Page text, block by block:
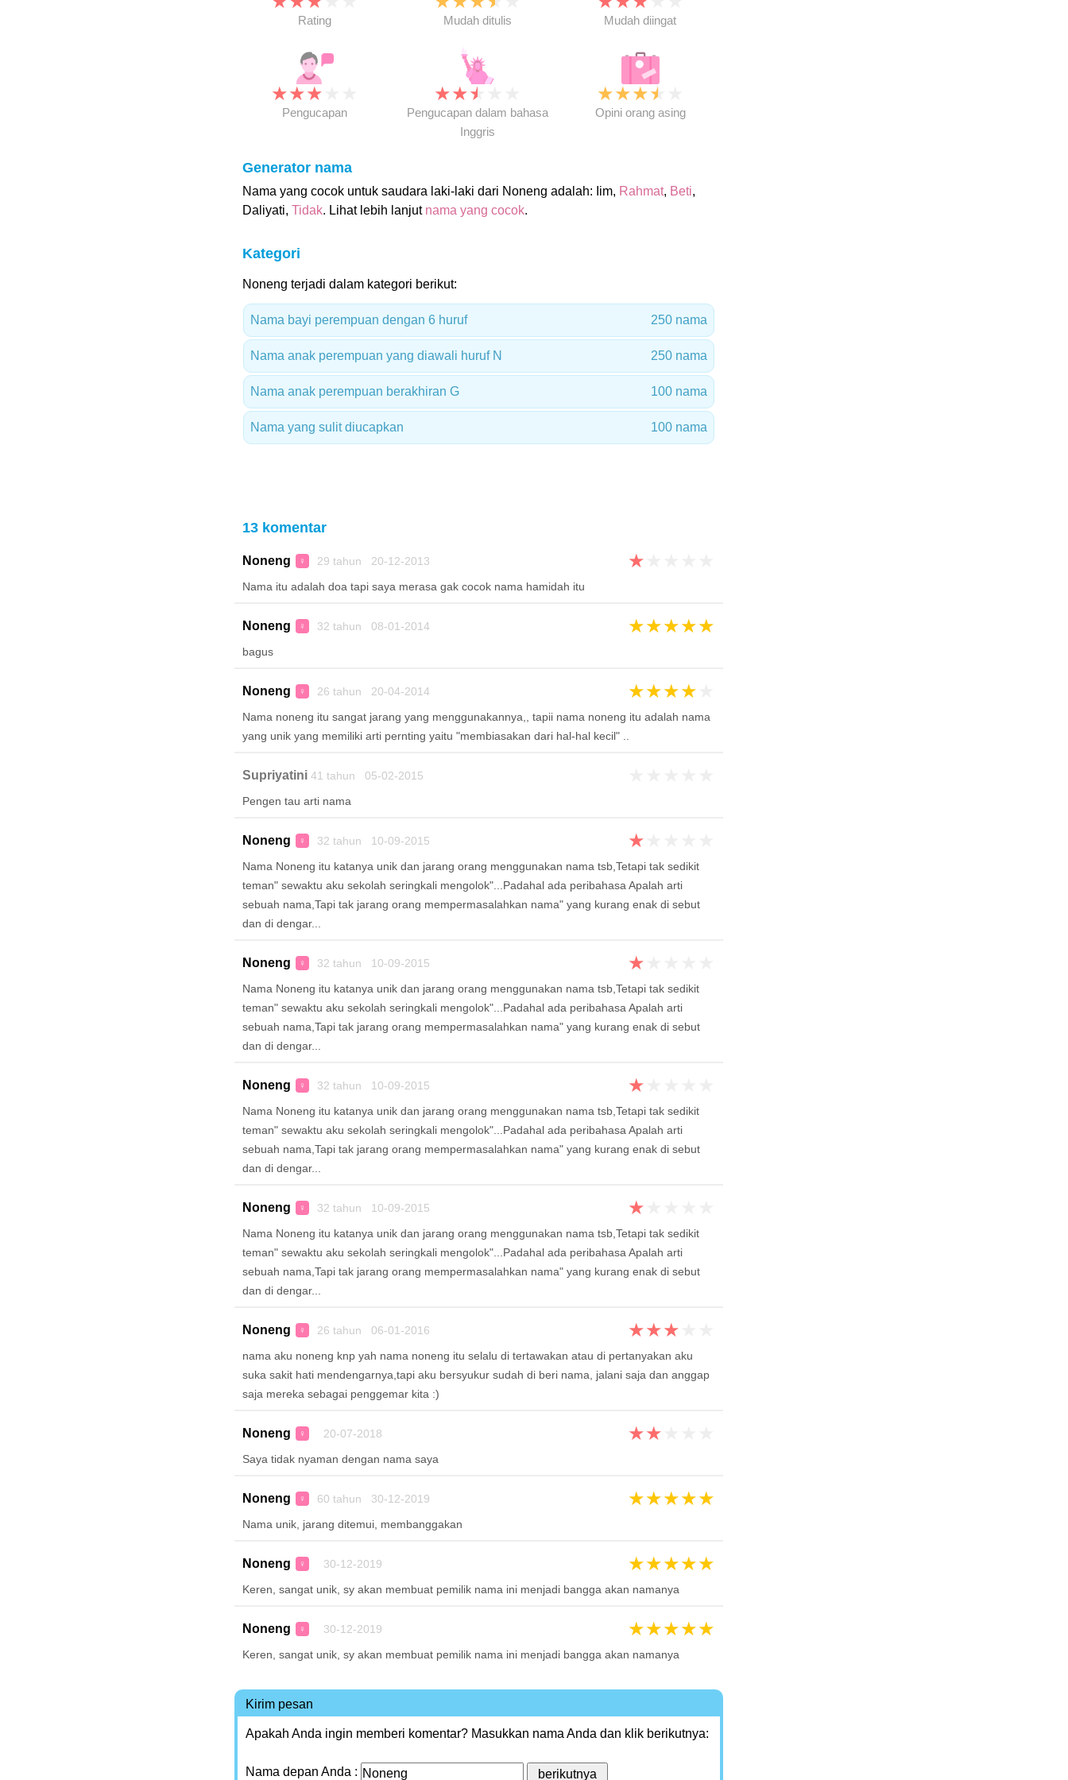
Rating Mudah ditulis Mudah diingat
★★★
Pengucapan
★★★
Pengucapan dalam bahasa
Inggris
★★★★
Opini orang asing
Generator nama
Nama yang cocok untuk saudara laki-laki dari Noneng adalah: Iim, Rahmat, Beti,
Daliyati, Tidak. Lihat lebih lanjut nama yang cocok.
Kategori
Noneng terjadi dalam kategori berikut:
Nama bayi perempuan dengan 6 huruf 250 nama
Nama anak perempuan yang diawali huruf N 250 nama
Nama anak perempuan berakhiran G 100 nama
Nama yang sulit diucapkan 100 nama
13 komentar
Noneng ♀ 29 tahun 20-12-2013 ★
Nama itu adalah doa tapi saya merasa gak cocok nama hamidah itu
Noneng ♀ 32 tahun 08-01-2014 ★★★★★
bagus
Noneng ♀ 26 tahun 20-04-2014 ★★★★
Nama noneng itu sangat jarang yang menggunakannya,, tapii nama noneng itu adalah nama
yang unik yang memiliki arti pernting yaitu "membiasakan dari hal-hal kecil" ..
Supriyatini41 tahun 05-02-2015
Pengen tau arti nama
Noneng ♀ 32 tahun 10-09-2015 ★
Nama Noneng itu katanya unik dan jarang orang menggunakan nama tsb,Tetapi tak sedikit
teman" sewaktu aku sekolah seringkali mengolok"...Padahal ada peribahasa Apalah arti
sebuah nama,Tapi tak jarang orang mempermasalahkan nama" yang kurang enak di sebut
dan di dengar...
Noneng ♀ 32 tahun 10-09-2015 ★
Nama Noneng itu katanya unik dan jarang orang menggunakan nama tsb,Tetapi tak sedikit
teman" sewaktu aku sekolah seringkali mengolok"...Padahal ada peribahasa Apalah arti
sebuah nama,Tapi tak jarang orang mempermasalahkan nama" yang kurang enak di sebut
dan di dengar...
Noneng ♀ 32 tahun 10-09-2015 ★
Nama Noneng itu katanya unik dan jarang orang menggunakan nama tsb,Tetapi tak sedikit
teman" sewaktu aku sekolah seringkali mengolok"...Padahal ada peribahasa Apalah arti
sebuah nama,Tapi tak jarang orang mempermasalahkan nama" yang kurang enak di sebut
dan di dengar...
Noneng ♀ 32 tahun 10-09-2015 ★
Nama Noneng itu katanya unik dan jarang orang menggunakan nama tsb,Tetapi tak sedikit
teman" sewaktu aku sekolah seringkali mengolok"...Padahal ada peribahasa Apalah arti
sebuah nama,Tapi tak jarang orang mempermasalahkan nama" yang kurang enak di sebut
dan di dengar...
Noneng ♀ 26 tahun 06-01-2016 ★★★
nama aku noneng knp yah nama noneng itu selalu di tertawakan atau di pertanyakan aku
suka sakit hati mendengarnya,tapi aku bersyukur sudah di beri nama, jalani saja dan anggap
saja mereka sebagai penggemar kita :)
Noneng ♀ 20-07-2018 ★★
Saya tidak nyaman dengan nama saya
Noneng ♀ 60 tahun 30-12-2019 ★★★★★
Nama unik, jarang ditemui, membanggakan
Noneng ♀ 30-12-2019 ★★★★★
Keren, sangat unik, sy akan membuat pemilik nama ini menjadi bangga akan namanya
Noneng ♀ 30-12-2019 ★★★★★
Keren, sangat unik, sy akan membuat pemilik nama ini menjadi bangga akan namanya
Kirim pesan
Apakah Anda ingin memberi komentar? Masukkan nama Anda dan klik berikutnya:
Nama depan Anda :